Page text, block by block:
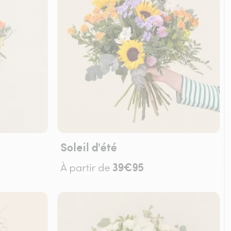
Soleil d'été
À partir de 39€95